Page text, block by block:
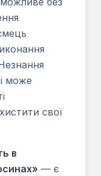
може
свої
в
— є